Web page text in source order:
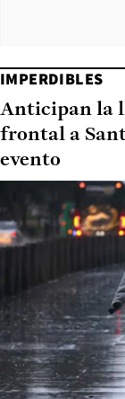
IMPERDIBLES
Anticipan la
frontal a
evento